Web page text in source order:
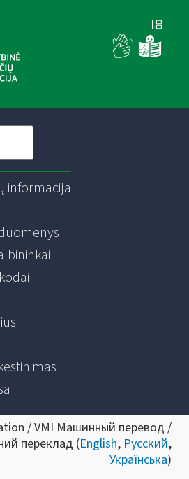
informacija
/ VMI Машинный перевод /
переклад (English, Русский,
Українська)